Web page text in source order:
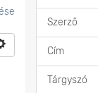
Szerző
Cím
Tárgyszó